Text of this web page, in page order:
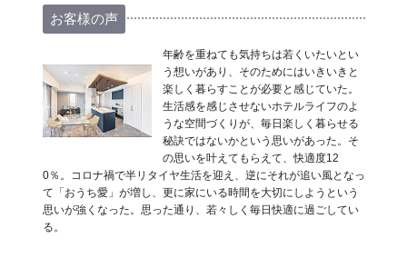
お客様の声
年齢を重ねても気持ちは若くいたいとい
う想いがあり、そのためにはいきいきと
楽しく暮らすことが必要と感じていた。
生活感を感じさせないホテルライフのよ
うな空間づくりが、毎日楽しく暮らせる
秘訣ではないかという思いがあった。そ
の思いを叶えてもらえて、快適度12
0％。コロナ禍で半リタイヤ生活を迎え、逆にそれが追い風となっ
て「おうち愛」が増し、更に家にいる時間を大切にしようという
思いが強くなった。思った通り、若々しく毎日快適に過ごしてい
る。